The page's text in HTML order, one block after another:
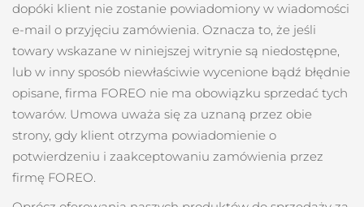
dopóki klient nie zostanie powiadomiony w wiadomości
e-mail o przyjęciu zamówienia. Oznacza to, że jeśli
towary wskazane w niniejszej witrynie są niedostępne,
lub w inny sposób niewłaściwie wycenione bądź błędnie
opisane, firma FOREO nie ma obowiązku sprzedać tych
towarów. Umowa uważa się za uznaną przez obie
strony, gdy klient otrzyma powiadomienie o
potwierdzeniu i zaakceptowaniu zamówienia przez
firmę FOREO.
Korea Południowa
Oczekiwany czas dostawy
8/11/26
Hiszpania
8/9/26
Szwecja
Oczekiwany czas dostawy
Oczekiwany czas dostawy